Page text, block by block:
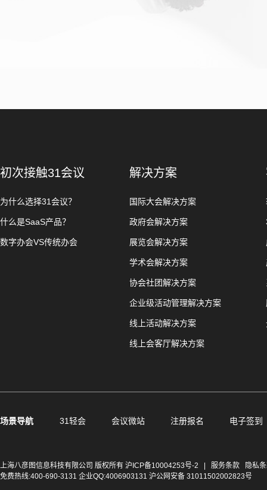
初次接触31会议
为什么选择31会议？
什么是SaaS产品？
数字办会VS传统办会
解决方案
国际大会解决方案
政府会解决方案
展览会解决方案
学术会解决方案
协会社团解决方案
企业级活动管理解决方案
线上活动解决方案
线上会客厅解决方案
场景导航 31轻会 会议微站 注册报名 电子签到
上海八彦图信息科技有限公司 版权所有 沪ICP备10004253号-2 服务条款
隐私
免费热线:400-690-3131 企业QQ:4006903131 沪公网安备 31011502002823号